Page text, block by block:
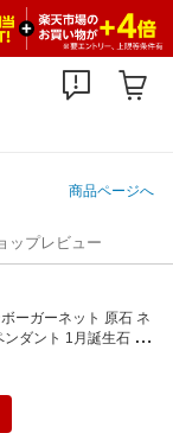
商品ページへ
ップレビュー
ーガーネット 原石 ネ
ダント 1月誕生石 シ
送料無料